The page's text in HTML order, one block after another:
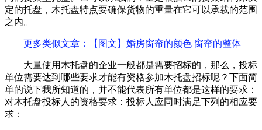
定的托盘，木托盘特点要确保货物的重量在它可以承载的范围
之内。
更多类似文章 ：【图文】婚房窗帘的颜色 窗帘的整体
大量使用木托盘的企业一般都是需要招标的，那么，投标
单位需要达到哪些要求才能有资格参加木托盘招标呢？下面简
单的说下我所知道的，并不能代表所有单位都是这样的要求：
对木托盘投标人的资格要求：投标人应同时满足下列的相应要
求：